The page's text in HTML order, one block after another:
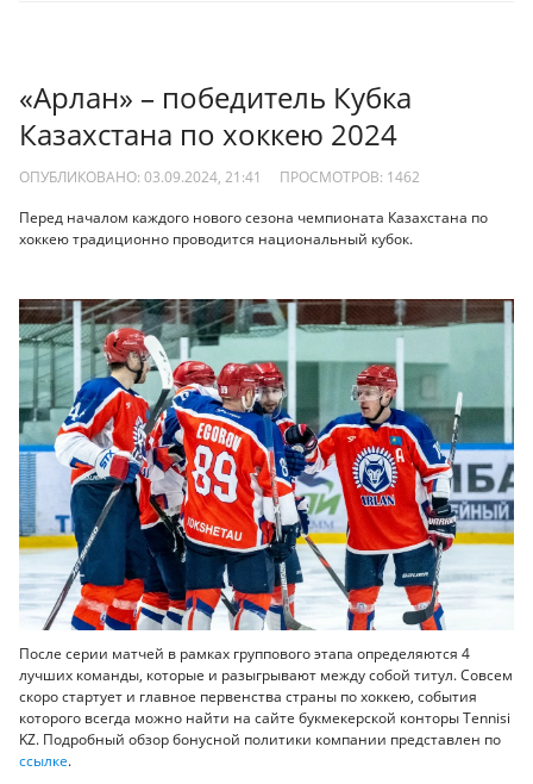
«Арлан» – победитель Кубка
Казахстана по хоккею 2024
ОПУБЛИКОВАНО: 03.09.2024, 21:41 ПРОСМОТРОВ: 1462
Перед началом каждого нового сезона чемпионата Казахстана по
хоккею традиционно проводится национальный кубок.
После серии матчей в рамках группового этапа определяются 4
лучших команды, которые и разыгрывают между собой титул. Совсем
скоро стартует и главное первенства страны по хоккею, события
которого всегда можно найти на сайте букмекерской конторы Tennisi
KZ. Подробный обзор бонусной политики компании представлен по
ссылке.